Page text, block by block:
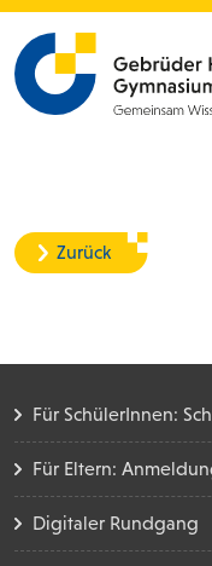
Zurück
Für SchülerInnen:
Für Eltern:
Digitaler Rundgang